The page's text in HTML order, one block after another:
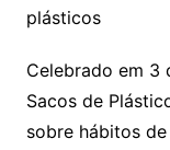
plásticos
Celebrado em 3
Sacos de
sobre hábitos